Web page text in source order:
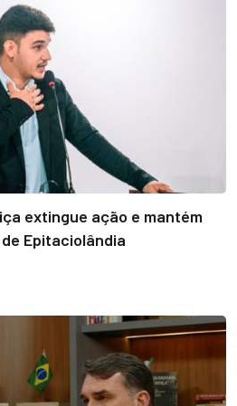
extingue ação e mantém
Epitaciolândia